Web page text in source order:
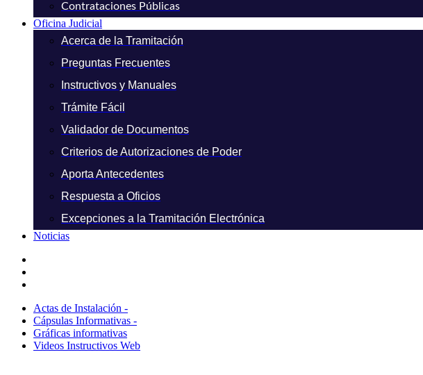
Contrataciones Públicas
Oficina Judicial
Acerca de la Tramitación
Preguntas Frecuentes
Instructivos y Manuales
Trámite Fácil
Validador de Documentos
Criterios de Autorizaciones de Poder
Aporta Antecedentes
Respuesta a Oficios
Excepciones a la Tramitación Electrónica
Noticias
Actas de Instalación -
Cápsulas Informativas -
Gráficas informativas
Videos Instructivos Web